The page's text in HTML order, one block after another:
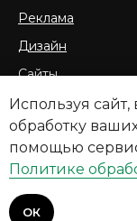
Реклама
Дизайн
Сайты
Используя
обработку
помощью
Политике
ОК